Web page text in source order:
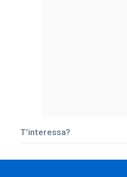
T’interessa?